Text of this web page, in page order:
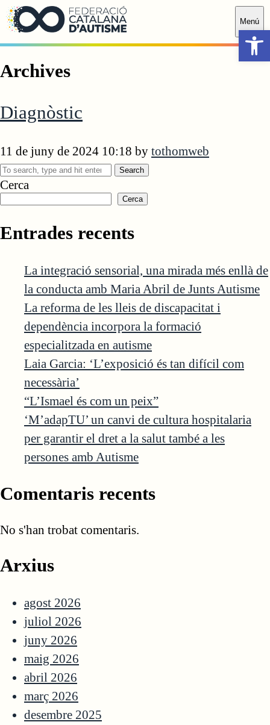
Saltar al contingut principal
Menú
Archives
Diagnòstic
11 de juny de 2024 10:18 by tothomweb
Search
Cerca
Cerca
Entrades recents
La integració sensorial, una mirada més enllà de
la conducta amb Maria Abril de Junts Autisme
La reforma de les lleis de discapacitat i
dependència incorpora la formació
especialitzada en autisme
Laia Garcia: ‘L’exposició és tan difícil com
necessària’
“L’Ismael és com un peix”
‘M’adapTU’ un canvi de cultura hospitalaria
per garantir el dret a la salut també a les
persones amb Autisme
Comentaris recents
No s'han trobat comentaris.
Arxius
agost 2026
juliol 2026
juny 2026
maig 2026
abril 2026
març 2026
desembre 2025